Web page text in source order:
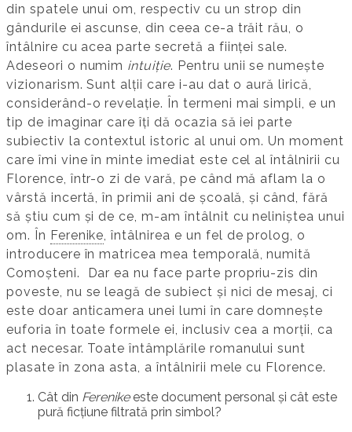
din spatele unui om, respectiv cu un strop din
gândurile ei ascunse, din ceea ce-a trăit rău, o
întâlnire cu acea parte secretă a ființei sale.
Adeseori o numim intuiție. Pentru unii se numește
vizionarism. Sunt alții care i-au dat o aură lirică,
considerând-o revelație. În termeni mai simpli, e un
tip de imaginar care îți dă ocazia să iei parte
subiectiv la contextul istoric al unui om. Un moment
care îmi vine în minte imediat este cel al întâlnirii cu
Florence, într-o zi de vară, pe când mă aflam la o
vârstă incertă, în primii ani de școală, și când, fără
să știu cum și de ce, m-am întâlnit cu neliniștea unui
om. În Ferenike , întâlnirea e un fel de prolog, o
introducere în matricea mea temporală, numită
Comoșteni. Dar ea nu face parte propriu-zis din
poveste, nu se leagă de subiect și nici de mesaj, ci
este doar anticamera unei lumi în care domnește
euforia în toate formele ei, inclusiv cea a morții, ca
act necesar. Toate întâmplările romanului sunt
plasate în zona asta, a întâlnirii mele cu Florence.
Cât din Ferenikeeste document personal și cât este
pură ficțiune filtrată prin simbol?